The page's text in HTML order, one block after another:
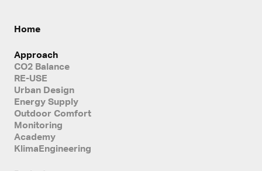
Home
Approach
CO2 Balance
RE-USE
Urban Design
Energy Supply
Outdoor Comfort
Monitoring
Academy
KlimaEngineering